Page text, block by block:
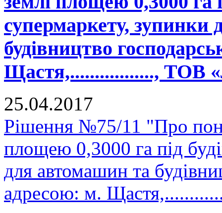
супермаркету,
будівництво
Щастя,................., ТОВ
25.04.2017
Рішення №75/11 "Про
площею 0,3000 га під
для автомашин та
адресою: м.